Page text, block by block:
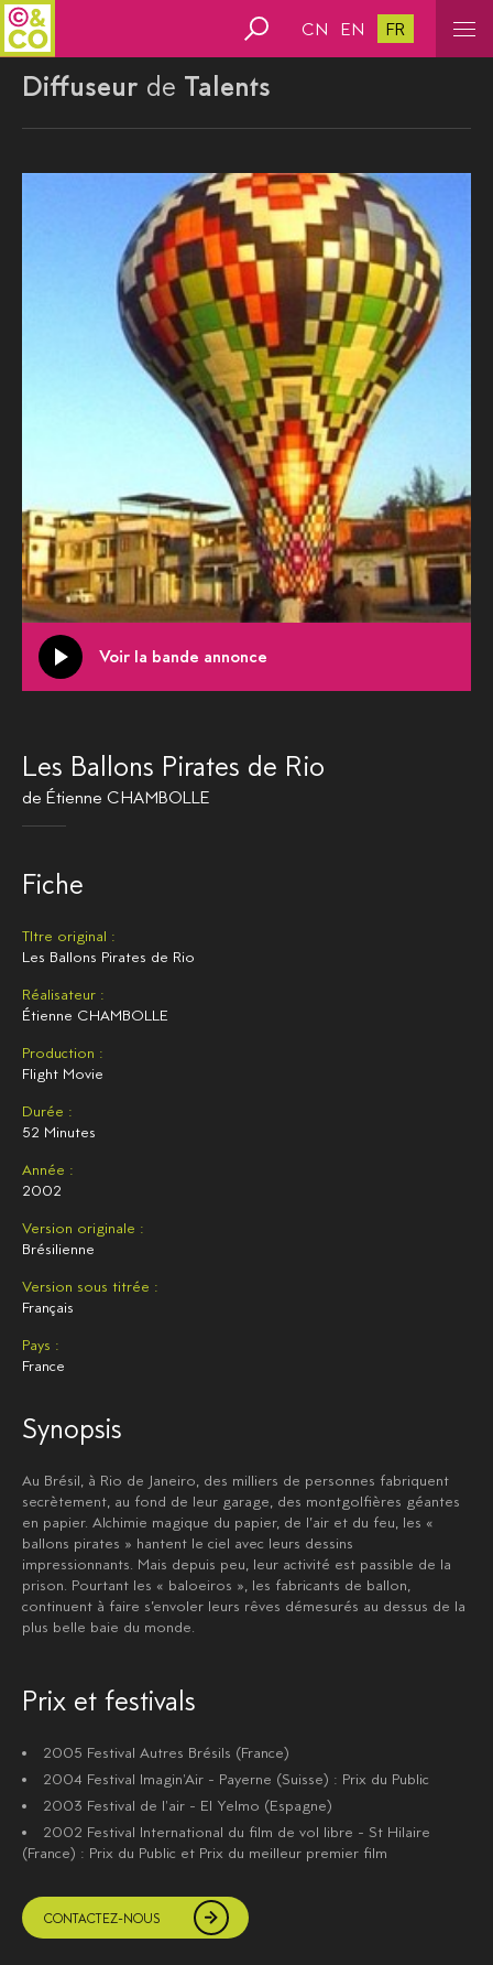
CN EN FR
Diffuseur de Talents
Voir la bande annonce
Les Ballons Pirates de Rio
de Étienne CHAMBOLLE
Fiche
TItre original :
Les Ballons Pirates de Rio
Réalisateur :
Étienne CHAMBOLLE
Production :
Flight Movie
Durée :
52 Minutes
Année :
2002
Version originale :
Brésilienne
Version sous titrée :
Français
Pays :
France
Synopsis
Au Brésil, à Rio de Janeiro, des milliers de personnes fabriquent
secrètement, au fond de leur garage, des montgolfières géantes
en papier. Alchimie magique du papier, de l’air et du feu, les «
ballons pirates » hantent le ciel avec leurs dessins
impressionnants. Mais depuis peu, leur activité est passible de la
prison. Pourtant les « baloeiros », les fabricants de ballon,
continuent à faire s’envoler leurs rêves démesurés au dessus de la
plus belle baie du monde.
Prix et festivals
2005 Festival Autres Brésils (France)
2004 Festival Imagin'Air - Payerne (Suisse) : Prix du Public
2003 Festival de l'air - El Yelmo (Espagne)
2002 Festival International du film de vol libre - St Hilaire
(France) : Prix du Public et Prix du meilleur premier film
CONTACTEZ-NOUS